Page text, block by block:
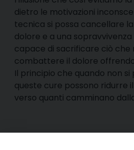
dietro le motivazioni
tecnica si possa cancellare
dolore e a una
capace di sacrificare ciò che
combattere il dolore
Il principio che quando non
queste cure possono ridurre
verso quanti camminano